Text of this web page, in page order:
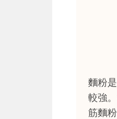
麵粉
較強
筋麵